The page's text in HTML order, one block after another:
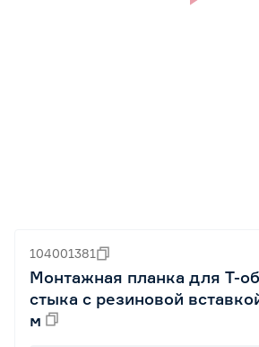
104001381
Монтажная планка для Т-
стыка с резиновой
м